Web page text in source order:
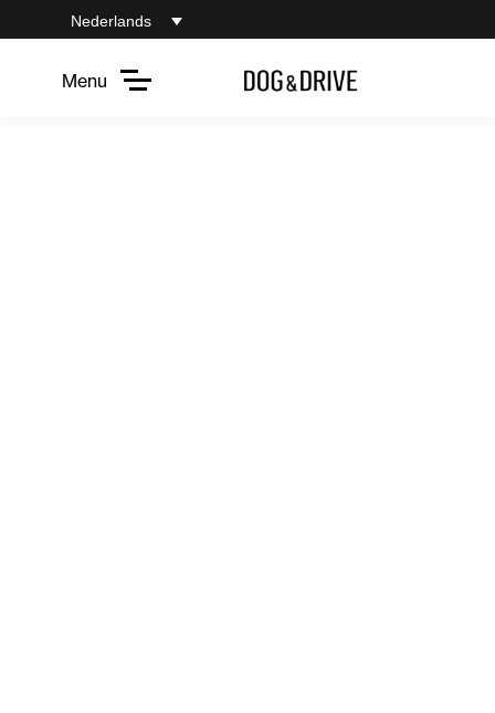
Nederlands
Menu